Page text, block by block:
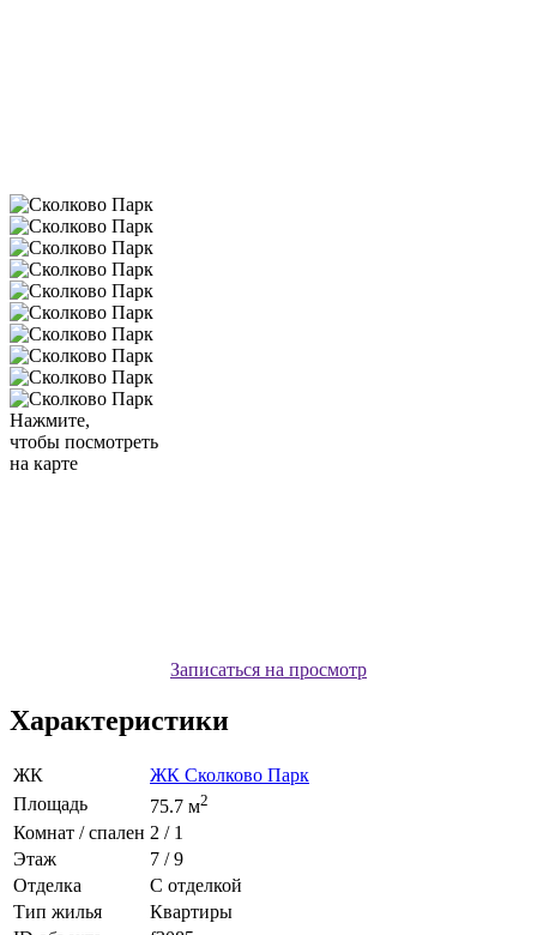
Нажмите,
чтобы посмотреть
на карте
Записаться на просмотр
Характеристики
ЖК
ЖК Сколково Парк
Площадь
75.7 м2
Комнат / спален 2 / 1
Этаж
7 / 9
Отделка
С отделкой
Тип жилья
Квартиры